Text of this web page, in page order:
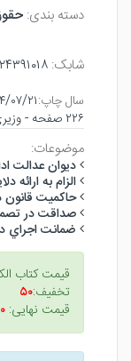
دسته بندی:
شابک:
سال چاپ:۱۴۰۴/
۲۲۶ صفحه - وزيري (شوميز) - چاپ ۱
موضوعات:
ديوان عدالت
الزام به ارائه
حاكميت قانون
صداقت در
ضمانت اجراي
قیمت کتاب
تخفیف:۵۰
قیمت نهایی: